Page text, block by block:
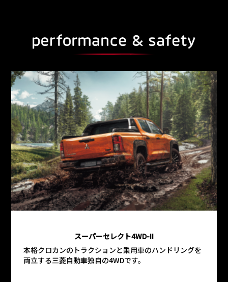
スーパーセレクト4WD-II
本格クロカンのトラクションと乗用車のハンドリングを
両立する三菱自動車独自の4WDです。